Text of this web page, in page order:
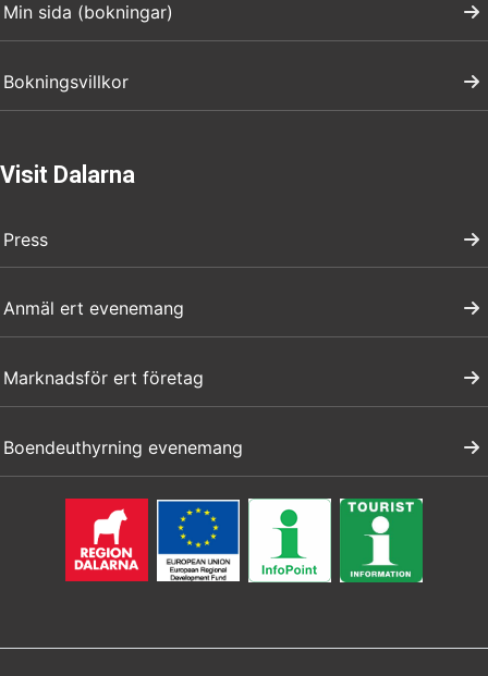
Min sida (bokningar)
Bokningsvillkor
Visit Dalarna
Press
Anmäl ert evenemang
Marknadsför ert företag
Boendeuthyrning evenemang